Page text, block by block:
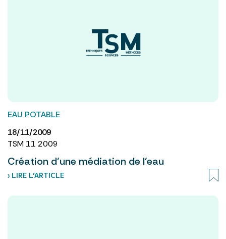
EAU POTABLE
18/11/2009
TSM 11 2009
Création d’une médiation de l’eau
› LIRE L’ARTICLE